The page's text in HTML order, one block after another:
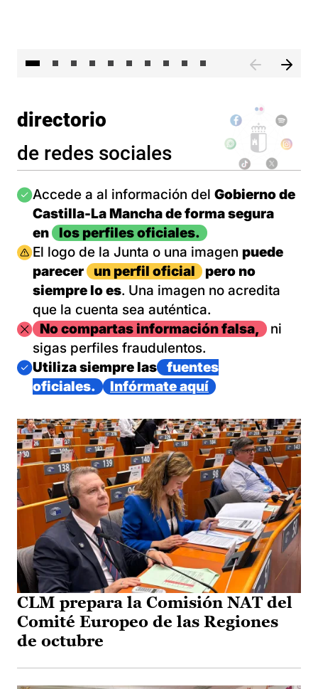
directorio
de redes sociales
Imagen
Accede a al información del Gobierno de
Castilla-La Mancha de forma segura
en
los perfiles oficiales.
Imagen
El logo de la Junta o una imagen puede
parecer
un perfil oficial
pero no
siempre lo es. Una imagen no acredita
que la cuenta sea auténtica.
ImagenNo compartas información falsa,
ni
sigas perfiles fraudulentos.
Imagen
Utiliza siempre las
fuentes
oficiales.
Infórmate aquí
CLM prepara la Comisión NAT del
Comité Europeo de las Regiones
de octubre